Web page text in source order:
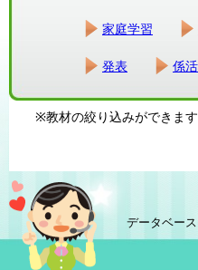
家庭学習
発表 係
※教材の絞り込みができま
データベー